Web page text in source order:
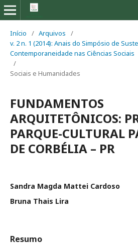
Início / Arquivos
/
v. 2 n. 1 (2014): Anais do Simpósio de
Contemporaneidade nas Ciências Sociais
/
Sociais e Humanidades
FUNDAMENTOS
ARQUITETÔNICOS:
PARQUE-CULTURAL
DE CORBÉLIA – PR
Sandra Magda Mattei Cardoso
Bruna Thais Lira
Resumo